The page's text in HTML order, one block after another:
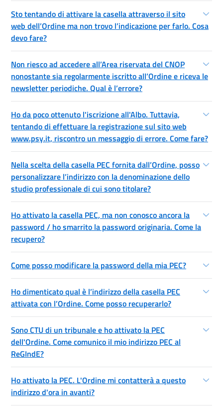
Sto tentando di attivare la casella attraverso il sito
web dell’Ordine ma non trovo l’indicazione per farlo. Cosa
devo fare?
Non riesco ad accedere all’Area riservata del CNOP
nonostante sia regolarmente iscritto all’Ordine e riceva le
newsletter periodiche. Qual è l’errore?
Ho da poco ottenuto l'iscrizione all'Albo. Tuttavia,
tentando di effettuare la registrazione sul sito web
www.psy.it, riscontro un messaggio di errore. Come fare?
Nella scelta della casella PEC fornita dall’Ordine, posso
personalizzare l’indirizzo con la denominazione dello
studio professionale di cui sono titolare?
Ho attivato la casella PEC, ma non conosco ancora la
password / ho smarrito la password originaria. Come la
recupero?
Come posso modificare la password della mia PEC?
Ho dimenticato qual è l’indirizzo della casella PEC
attivata con l’Ordine. Come posso recuperarlo?
Sono CTU di un tribunale e ho attivato la PEC
dell'Ordine. Come comunico il mio indirizzo PEC al
ReGIndE?
Ho attivato la PEC. L'Ordine mi contatterà a questo
indirizzo d'ora in avanti?